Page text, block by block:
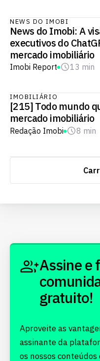
NEWS DO IMOBI
News do Imobi: A
executivos do
mercado imobiliário
Imobi Report 13 min
IMOBILIÁRIO
[215] Todo mundo
mercado imobiliário
Redação Imobi 8 min
Assine e
gratuito!
Aproveite as
assinante da
os nossos